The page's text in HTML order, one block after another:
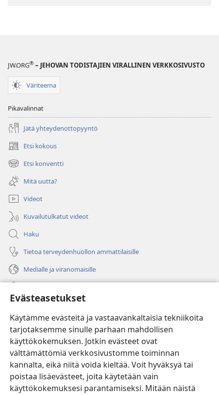
Evästeasetukset
Käytämme evästeitä ja vastaavankaltaisia tekniikoita
tarjotaksemme sinulle parhaan mahdollisen
käyttökokemuksen. Jotkin evästeet ovat
välttämättömiä verkkosivustomme toiminnan
kannalta, eikä niitä voida kieltää. Voit hyväksyä tai
poistaa lisäevästeet, joita käytetään vain
käyttökokemuksesi parantamiseksi. Mitään näistä
JW.ORG® – JEHOVAN TODISTAJIEN VIRALLINEN VERKKOSIVUSTO
Väriteema
Pikavalinnat
Jätä yhteydenottopyyntö
Etsi kokous
(avaa
uuden
ikkunan)
Etsi konventti
(avaa
uuden
ikkunan)
Mitä uutta?
Videot
Kuvailutulkatut videot
Haku
Tietoa terveydenhuollon ammattilaisille
Medialle ja viranomaisille
(avaa
uuden
ikkunan)Vartiotornin VERKKOKIRJASTO
(avaa
uuden
ikkunan)JW Hub ®
(avaa
uuden
ikkunan)
®